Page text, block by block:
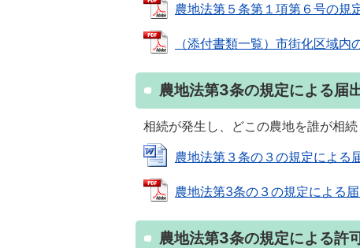
農地法第５条第１項第６号の規
（添付書類一覧）市街化区域
農地法第3条の規定による届
相続が発生し、どこの農地を誰が相
農地法第３条の３の規定による
農地法第3条の３の規定による
農地法第3条の規定による許